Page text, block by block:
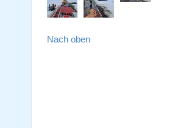
Nach oben